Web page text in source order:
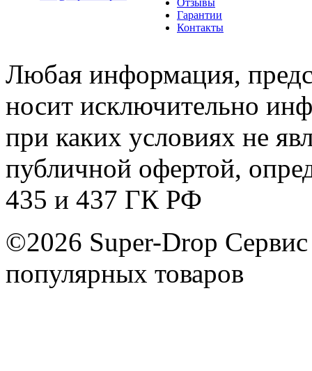
Отзывы
Гарантии
Контакты
Любая информация,
носит исключительно
при каких условиях не
публичной офертой,
435 и 437 ГК РФ
©2026 Super-Drop
популярных товаров